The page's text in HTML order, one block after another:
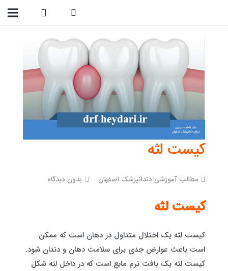
کیست لثه
مطالب آموزشی دندانپزشک اصفهان بدون دیدگاه
کیست لثه
کیست لثه یک اختلال متداول در دهان است که ممکن
است باعث عوارض جدی برای سلامت دهان و دندان شود.
کیست لثه یک بافت نرم مایع است که در داخل لثه شکل